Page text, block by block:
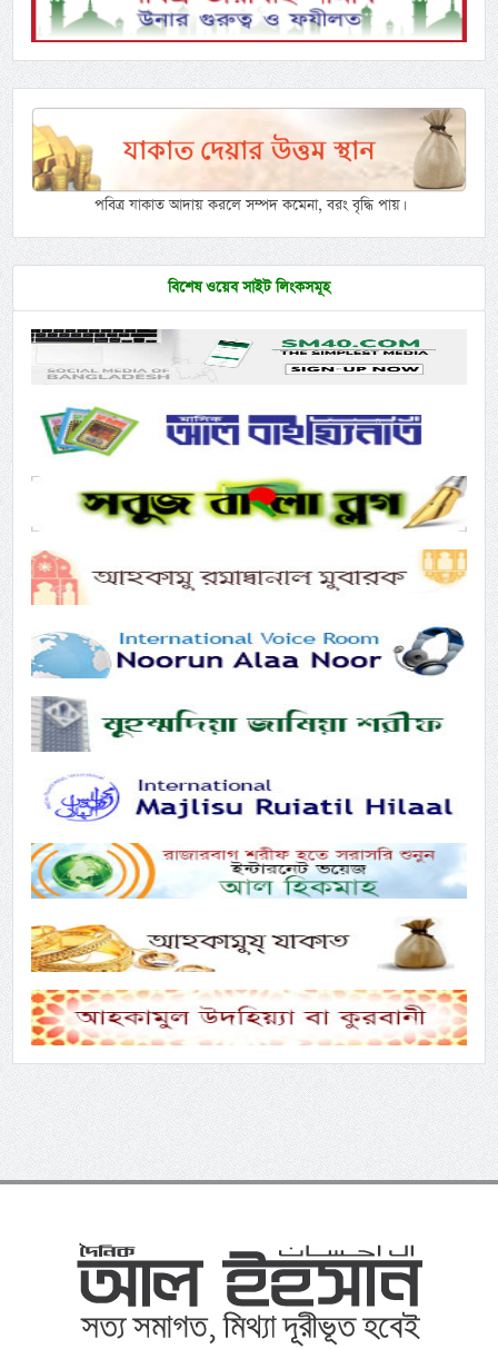
পবিত্র যাকাত আদায় করলে সম্পদ কমেনা, বরং বৃদ্ধি পায়।
বিশেষ ওয়েব সাইট লিংকসমূহ